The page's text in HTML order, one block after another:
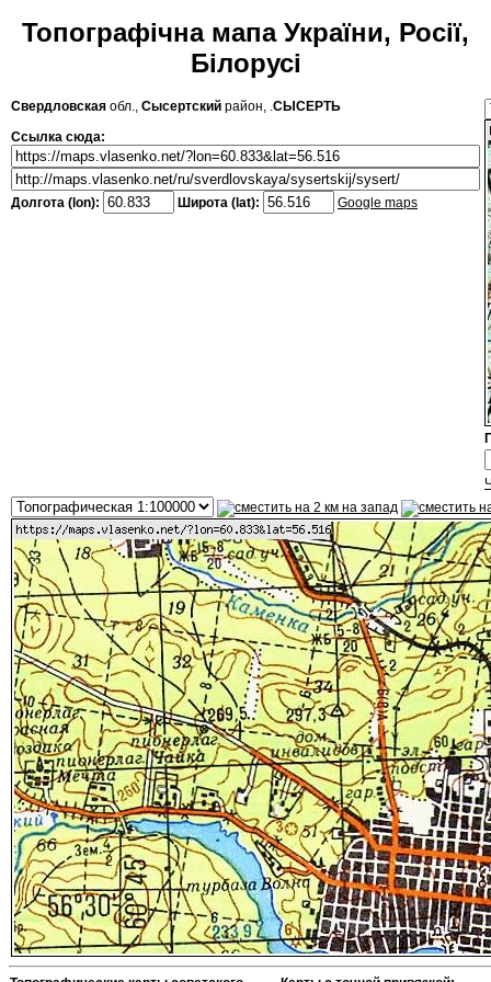
Топографічна мапа України, Росії,
Білорусі
Свердловская обл., Сысертский район, .СЫСЕРТЬ
Ссылка сюда:
Долгота (lon): Широта (lat): Google maps